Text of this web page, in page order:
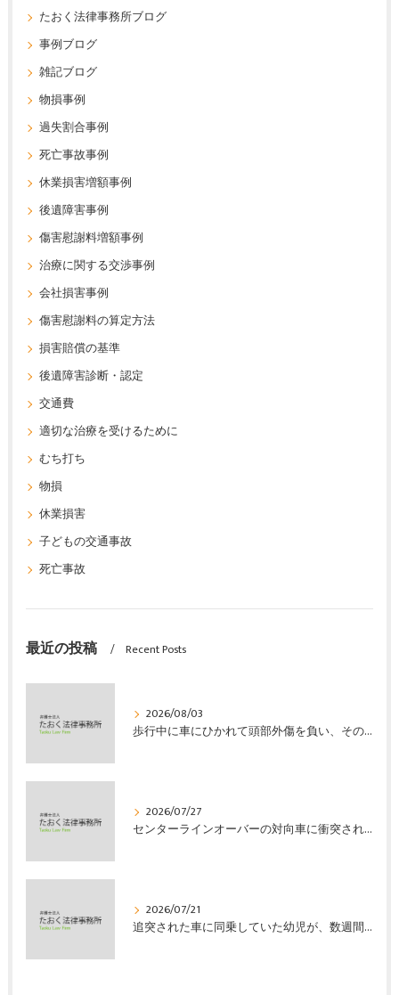
たおく法律事務所ブログ
事例ブログ
雑記ブログ
物損事例
過失割合事例
死亡事故事例
休業損害増額事例
後遺障害事例
傷害慰謝料増額事例
治療に関する交渉事例
会社損害事例
傷害慰謝料の算定方法
損害賠償の基準
後遺障害診断・認定
交通費
適切な治療を受けるために
むち打ち
物損
休業損害
子どもの交通事故
死亡事故
最近の投稿 Recent Posts
2026/08/03
歩行中に車にひかれて頭部外傷を負い、その４か月後に亡くなり、死亡部分も含めて裁判所の基準で損害賠償金を獲得した事案｜たおく法律事務所
2026/07/27
センターラインオーバーの対向車に衝突され、むち打ちを発症し、裁判所の基準で慰謝料などの損害賠償金を獲得した事案｜たおく法律事務所
2026/07/21
追突された車に同乗していた幼児が、数週間の経過観察の後、裁判所の基準で人損の賠償金を獲得した事案｜たおく法律事務所